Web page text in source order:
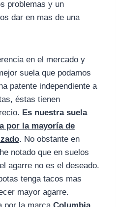
problemas y un
dar en mas de una
en el mercado y
suela que podamos
patente independiente a
éstas tienen
Es nuestra suela
por la mayoría de
. No obstante en
notado que en suelos
agarre no es el deseado.
tenga tacos mas
mayor agarre.